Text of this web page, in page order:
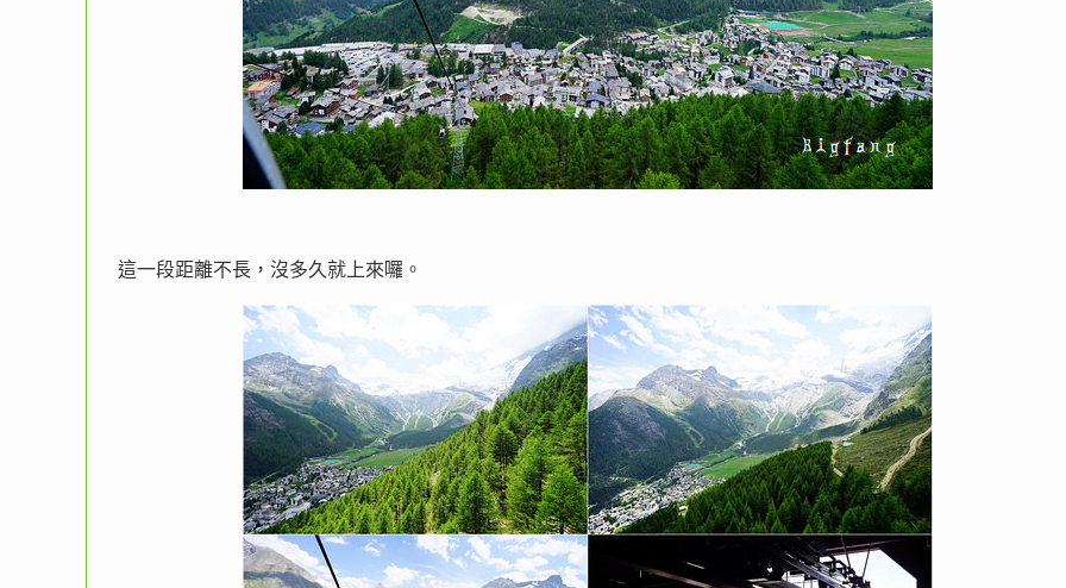
這一段距離不長，沒多久就上來囉。